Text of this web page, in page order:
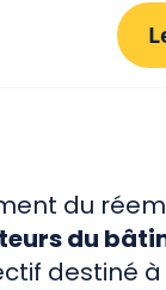
du
du
destiné